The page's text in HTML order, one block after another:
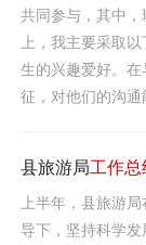
共同参与，其中
上，我主要采取
生的兴趣爱好。
征，对他们的沟
县旅游局工作总
上半年，县旅游
导下，坚持科学发